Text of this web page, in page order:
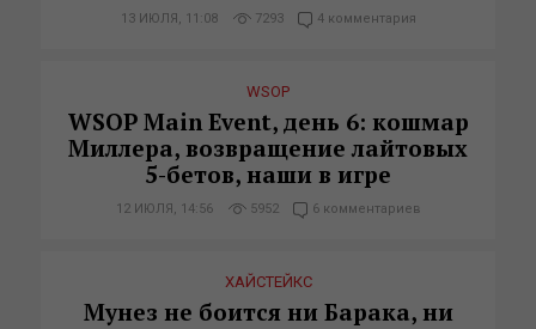
13 ИЮЛЯ, 11:08 7293 4 комментария
WSOP
WSOP Main Event, день 6: кошмар
Миллера, возвращение лайтовых
5-бетов, наши в игре
12 ИЮЛЯ, 14:56 5952 6 комментариев
ХАЙСТЕЙКС
Мунез не боится ни Барака, ни